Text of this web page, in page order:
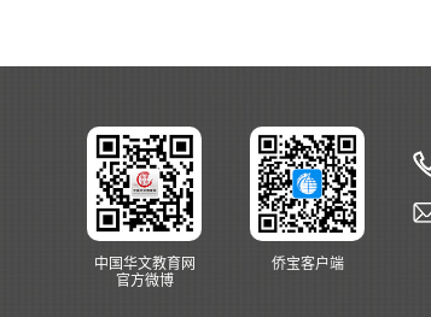
中国华文教育网
官方微博
侨宝客户端